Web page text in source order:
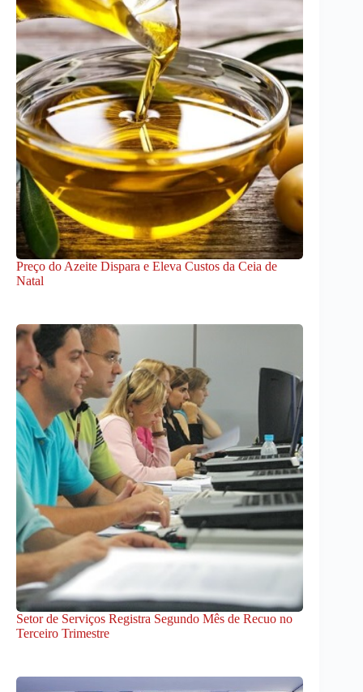
Preço do Azeite Dispara e Eleva Custos da Ceia de
Natal
Setor de Serviços Registra Segundo Mês de Recuo no
Terceiro Trimestre